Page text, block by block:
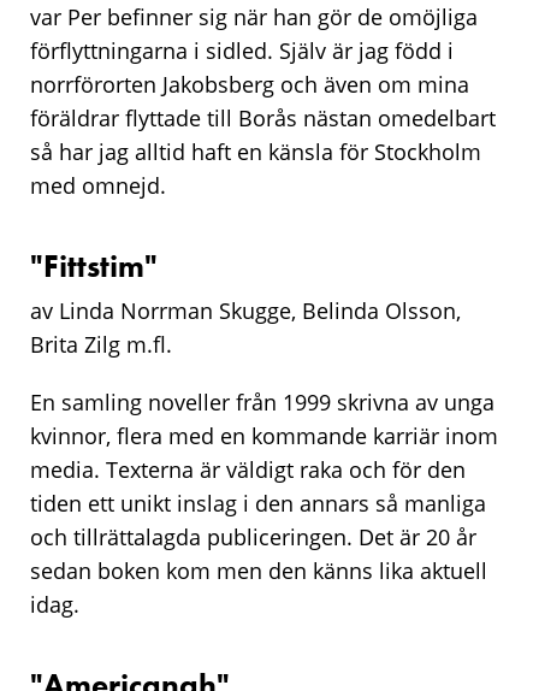
var Per befinner sig när han gör de omöjliga
förflyttningarna i sidled. Själv är jag född i
norrförorten Jakobsberg och även om mina
föräldrar flyttade till Borås nästan omedelbart
så har jag alltid haft en känsla för Stockholm
med omnejd.
"Fittstim"
av Linda Norrman Skugge, Belinda Olsson,
Brita Zilg m.fl.
En samling noveller från 1999 skrivna av unga
kvinnor, flera med en kommande karriär inom
media. Texterna är väldigt raka och för den
tiden ett unikt inslag i den annars så manliga
och tillrättalagda publiceringen. Det är 20 år
sedan boken kom men den känns lika aktuell
idag.